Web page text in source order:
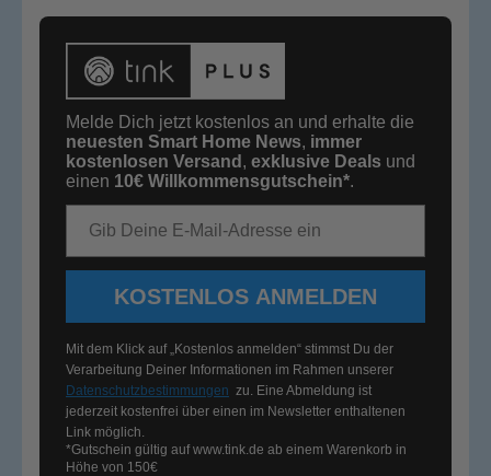
Melde Dich jetzt kostenlos an und erhalte die
neuesten Smart Home News, immer
kostenlosen Versand , exklusive Deals und
einen 10€ Willkommensgutschein*.
KOSTENLOS ANMELDEN
Mit dem Klick auf „Kostenlos anmelden“ stimmst Du der
Verarbeitung Deiner Informationen im Rahmen unserer
Datenschutzbestimmungen zu. Eine Abmeldung ist
jederzeit kostenfrei über einen im Newsletter enthaltenen
Link möglich.
*Gutschein gültig aufwww.tink.de ab einem Warenkorb in
Höhe von 150€